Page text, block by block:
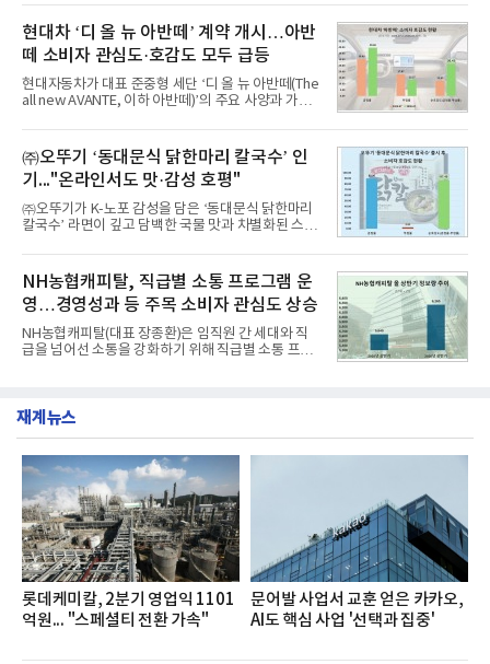
디교육, 대교, 디지
이 순으로 뒤를 이었다.7일 한국기업평판연구소(소장
구창환)는 산업통상자원부 공공기관 41개 브랜드를
대상으로 지난 7월 7일부터 8월 7일까지 수집된 소비
자 빅데이터 91,102,549건을 분석한 결과, 한국전력
공사가 브랜드평판지수 10,670,633을 기록하며 8월
1위에 올랐다고 밝혔다. 분석에 활용된 빅데이터는 지
난 7월(88,893,823건) 대비 2.48% 증가한 수치다.연
수력원자력, 한국석
현대차 ‘디 올 뉴 아반떼’ 계약 개시…아반
떼 소비자 관심도·호감도 모두 급등
현대자동차가 대표 준중형 세단 ‘디 올 뉴 아반떼(The
all new AVANTE, 이하 아반떼)’의 주요 사양과 가격
떼는 6년 만에 선보이는 8세대 완전변경 모델로, ▲정
교한 선과 면을 중심으로 완성한 파격적인 디자인 ▲
과거 중형 세단 수준으로 확대된 차체 제원 ▲글로벌
최고 수준의 안전성 ▲성능과 효율을 동시에 높인 주
행 완성도 ▲첨단 편의 및 디지털 사양 적용 등을 통해
글로벌 준중형 세단의 새로운 기준을 세웠다.아반떼
는 가솔린 2.0과 1.6 하이브리드 두 가지 파워트레인
넘
㈜오뚜기 ‘동대문식 닭한마리 칼국수’ 인
기..."온라인서도 맛·감성 호평"
㈜오뚜기가 K-노포 감성을 담은 ‘동대문식 닭한마리
칼국수’ 라면이 깊고 담백한 국물 맛과 차별화된 스토
혔다.‘동대문식 닭한마리 칼국수’는 예상을 뛰어넘는
소비자 호응에 힘입어 지난 7월 13일 첫 선을 보인 지
단 18일 만에 누적 판매량 50만 개를 돌파하는 성과를
거두었다.이번 신제품은 개발진이 전국의 닭한마리
전문점을 직접 찾아 다니며 최적의 육수 비율을 완성
했다. 자극적이지 않으면서도 깊은 닭육수에 마늘의
개운한 풍미를 더했으며, 국물이 잘 배어들면서도 쫄
서도
NH농협캐피탈, 직급별 소통 프로그램 운
영…경영성과 등 주목 소비자 관심도 상승
NH농협캐피탈(대표 장종환)은 임직원 간 세대와 직
급을 넘어선 소통을 강화하기 위해 직급별 소통 프로
영지원부 홍보팀과 2026년 새로이(e)＊가 공동 주관
쳐 진행됐다.참고로 새로이(e)는 NH농협캐피탈 MZ
세대들로(과장~계장) 구성된 자율 참여조직으로, 조
직문화 혁신과 업무 효율성 향상을 위한 다양한 활동
을 추진하며,새로운 변화와 이로운 영향력을 조직전
반에 전파하는 역할
재계뉴스
롯데케미칼, 2분기 영업익 1101
억원... "스페셜티 전환 가속"
문어발 사업서 교훈 얻은 카카오,
AI도 핵심 사업 '선택과 집중'